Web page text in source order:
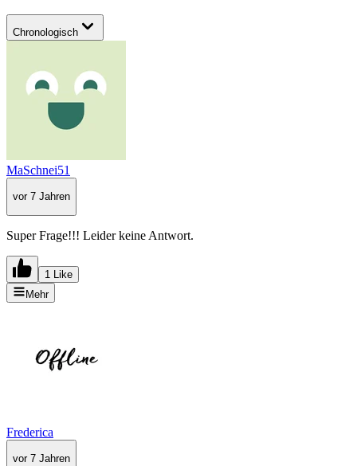
Chronologisch
MaSchnei51
vor 7 Jahren
Super Frage!!! Leider keine Antwort.
1 Like
Mehr
Frederica
vor 7 Jahren